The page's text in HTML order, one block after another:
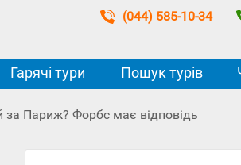
(044) 585-10-34
Гарячі тури Пошук турів
Париж? Форбс має відповідь